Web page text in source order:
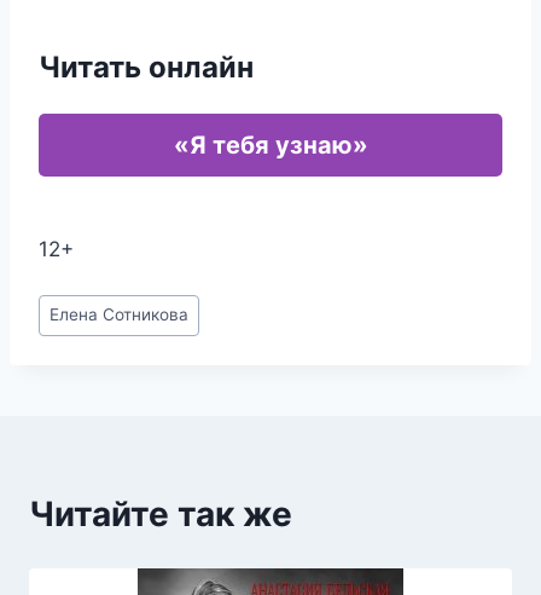
Читать онлайн
«Я тебя узнаю»
12+
Метки
записи:
Елена Сотникова
Читайте так же